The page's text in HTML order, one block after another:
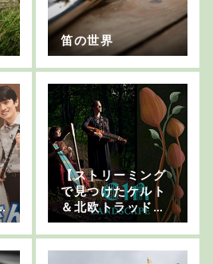
笛の世界
【ストリーミング
で見つけたケルト
＆北欧トラッド系
音楽 vol.4】”Eir”